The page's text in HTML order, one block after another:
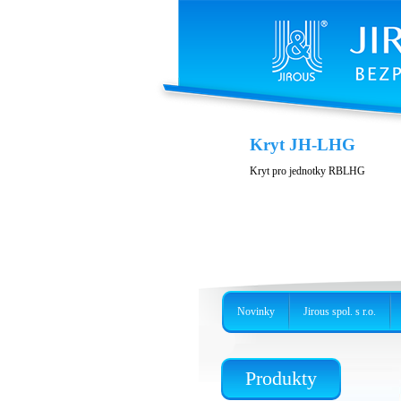
Tisknutelné
Připravili jsme pro Vás ke stažení
Kryt JH-LHG
Kryt pro jednotky RBLHG
Produkty
Novinky Jirous spol. s r.o.